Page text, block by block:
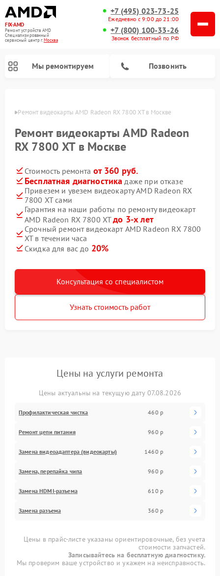
FIX-AMD
Ремонт устройств AMD
Специализированный
cервисный центр г.Москва
+7 (495) 023-73-25
Ежедневно с 9:00 до 21:00
+7 (800) 100-33-26
Звонок бесплатный по РФ
Мы ремонтируем Позвонить
Ремонт видеокарты AMD Radeon RX 7800 XT в Москве
Ремонт видеокарты AMD Radeon
RX 7800 XT в Москве
Стоимость ремонта от 360 руб.
Бесплатная диагностика даже при отказе
Привезем и увезем видеокарту AMD Radeon RX
7800 XT сами
Гарантия на наши работы по ремонту видеокарт
AMD Radeon RX 7800 XTдо 3-х лет
Срочный ремонт видеокарт AMD Radeon RX 7800
XT в течении часа
Скидка для вас до 20%
Консультация со специалистом
Узнать стоимость работ
Цены на услуги ремонта
Цены актуальны на текущую дату 07.08.2026
Профилактическая чистка 460 р
Ремонт цепи питания 960 р
Замена видеоадаптера (видеокарты) 1460 р
Замена, перепайка чипа 960 р
Замена HDMI-разъема 610 р
Замена разъема 360 р
Цены в прайс-листе указаны ориентировочные, без учета
стоимости запчастей.
Записывайтесь на бесплатную диагностику.
Мы проверим ваше устройство и укажем на неисправность.